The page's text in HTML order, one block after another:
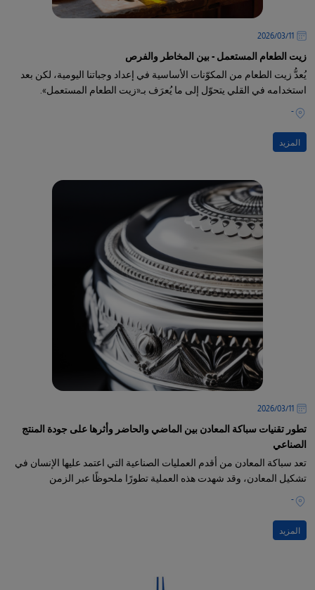
11‏/03‏/2026
زيت الطعام المستعمل - بين المخاطر والفرص
يُعدُّ زيت الطعام من المكوّنات الأساسية في إعداد وجباتنا اليومية، لكن بعد
استخدامه في القلي يتحوّل إلى ما يُعرَف بـ«زيت الطعام المستعمل».
-
المزيد
11‏/03‏/2026
تطور تقنيات سباكة المعادن بين الماضي والحاضر وأثرها على جودة المنتج
الصناعي
تعد سباكة المعادن من أقدم العمليات الصناعية التي اعتمد عليها الإنسان في
تشكيل المعادن، وقد شهدت هذه العملية تطورًا ملحوظًا عبر الزمن
-
المزيد